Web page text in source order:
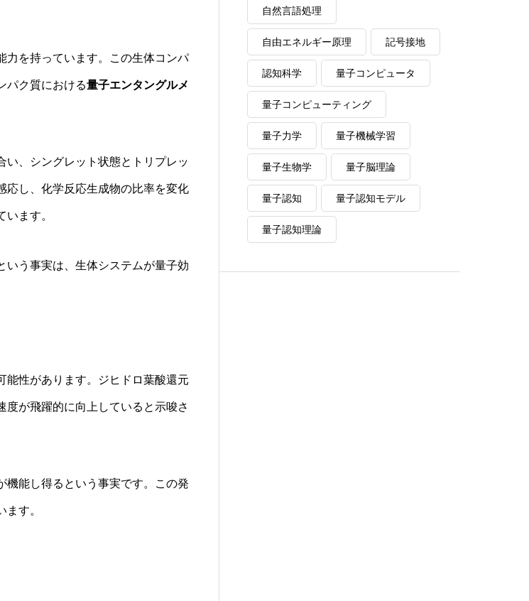
力を持っています。この生体コンパ
パク質における量子エンタングルメ
、シングレット状態とトリプレッ
応し、化学反応生成物の比率を変化
ます。
いう事実は、生体システムが量子効
能性があります。ジヒドロ葉酸還元
が飛躍的に向上していると示唆さ
機能し得るという事実です。この発
す。
自然言語処理
自由エネルギー原理 記号接地
認知科学 量子コンピュータ
量子コンピューティング
量子力学 量子機械学習
量子生物学 量子脳理論
量子認知 量子認知モデル
量子認知理論